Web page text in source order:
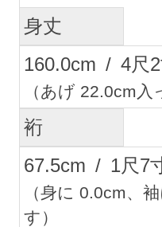
身丈
160.0cm / 4尺2
（あげ 22.0cm入
裄
67.5cm / 1尺7
（身に 0.0cm、
す）